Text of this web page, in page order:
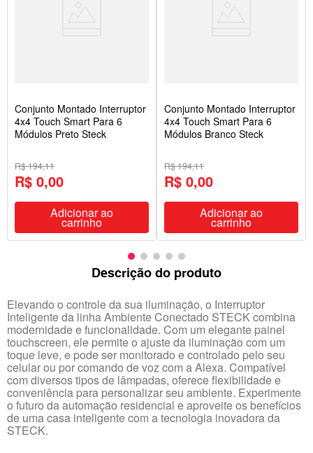
Conjunto Montado Interruptor
4x4 Touch Smart Para 6
Módulos Preto Steck
R$ 194,11
R$ 0,00
Adicionar ao
carrinho
Conjunto Montado Interruptor
4x4 Touch Smart Para 6
Módulos Branco Steck
R$ 194,11
R$ 0,00
Adicionar ao
carrinho
Descrição do produto
Elevando o controle da sua iluminação, o Interruptor
Inteligente da linha Ambiente Conectado STECK combina
modernidade e funcionalidade. Com um elegante painel
touchscreen, ele permite o ajuste da iluminação com um
toque leve, e pode ser monitorado e controlado pelo seu
celular ou por comando de voz com a Alexa. Compatível
com diversos tipos de lâmpadas, oferece flexibilidade e
conveniência para personalizar seu ambiente. Experimente
o futuro da automação residencial e aproveite os benefícios
de uma casa inteligente com a tecnologia inovadora da
STECK.